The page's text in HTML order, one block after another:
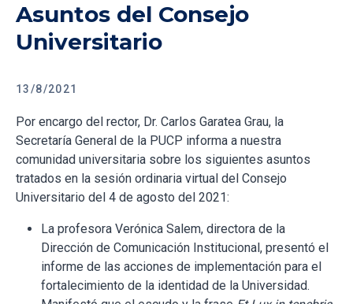
Asuntos del Consejo
Universitario
13/8/2021
Por encargo del rector, Dr. Carlos Garatea Grau, la
Secretaría General de la PUCP informa a nuestra
comunidad universitaria sobre los siguientes asuntos
tratados en la sesión ordinaria virtual del Consejo
Universitario del 4 de agosto del 2021:
La profesora Verónica Salem, directora de la
Dirección de Comunicación Institucional, presentó el
informe de las acciones de implementación para el
fortalecimiento de la identidad de la Universidad.